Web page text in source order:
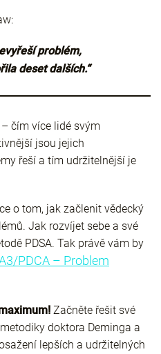
problém,
deset dalších.“
čím více lidé svým
jsou jejich
řeší a tím udržitelnější je
o tom, jak začlenit vědecký
Jak rozvíjet sebe a své
PDSA. Tak právě vám by
PDCA – Problem
Začněte řešit své
doktora Deminga a
lepších a udržitelných